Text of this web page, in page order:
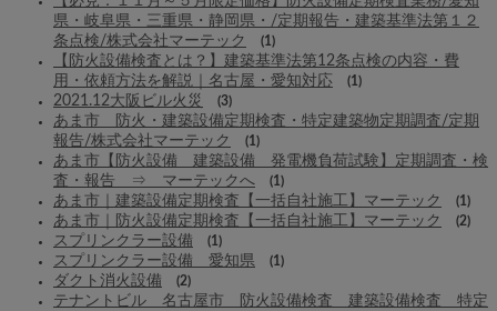
県・岐阜県・三重県・静岡県・/定期報告・建築基準法第１２
条点検/株式会社マーテック
(1)
【防火設備検査とは？】建築基準法第12条点検の内容・費
用・依頼方法を解説｜名古屋・愛知対応
(1)
2021.12大阪ビル火災 (3)
あま市 防火・建築設備定期検査・特定建築物定期調査/定期
報告/株式会社マーテック
(1)
あま市【防火設備 建築設備 発電機負荷試験】定期調査・検
査・報告 ⇒ マーテックへ
(1)
あま市｜建築設備定期検査【一括自社施工】マーテック (1)
あま市｜防火設備定期検査【一括自社施工】マーテック (2)
スプリンクラー設備 (1)
スプリンクラー設備 愛知県 (1)
ダクト消火設備 (2)
テナントビル 名古屋市 防火設備検査 建築設備検査 特定